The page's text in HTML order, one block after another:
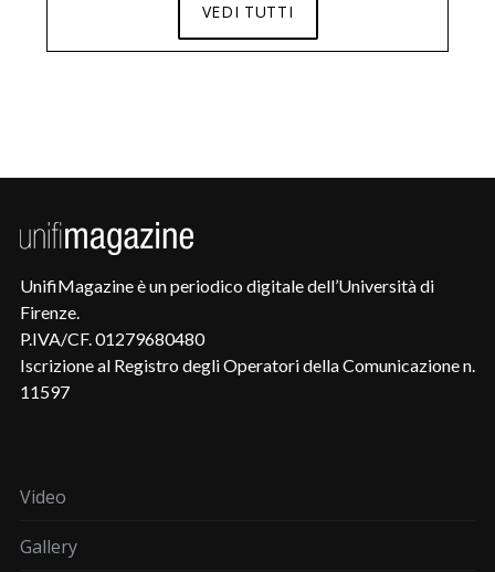
VEDI TUTTI
UnifiMagazine è un periodico digitale dell’Università di
Firenze.
P.IVA/CF. 01279680480
Iscrizione al Registro degli Operatori della Comunicazione n.
11597
Video
Gallery